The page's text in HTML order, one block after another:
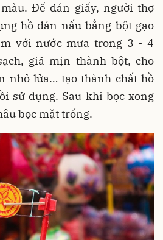
Để dán giấy, người thợ
hồ dán nấu bằng bột gạo
với nước mưa trong 3 - 4
giã mịn thành bột, cho
nhỏ lửa… tạo thành chất hồ
sử dụng. Sau khi bọc xong
bọc mặt trống.